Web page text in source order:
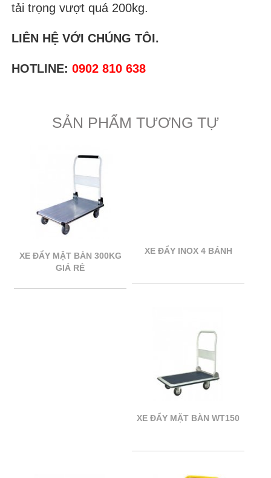
tải trọng vượt quá 200kg.
LIÊN HỆ VỚI CHÚNG TÔI.
HOTLINE: 0902 810 638
SẢN PHẨM TƯƠNG TỰ
XE ĐẨY MẶT BÀN 300KG
GIÁ RẺ
XE ĐẨY INOX 4 BÁNH
XE ĐẨY MẶT BÀN WT150